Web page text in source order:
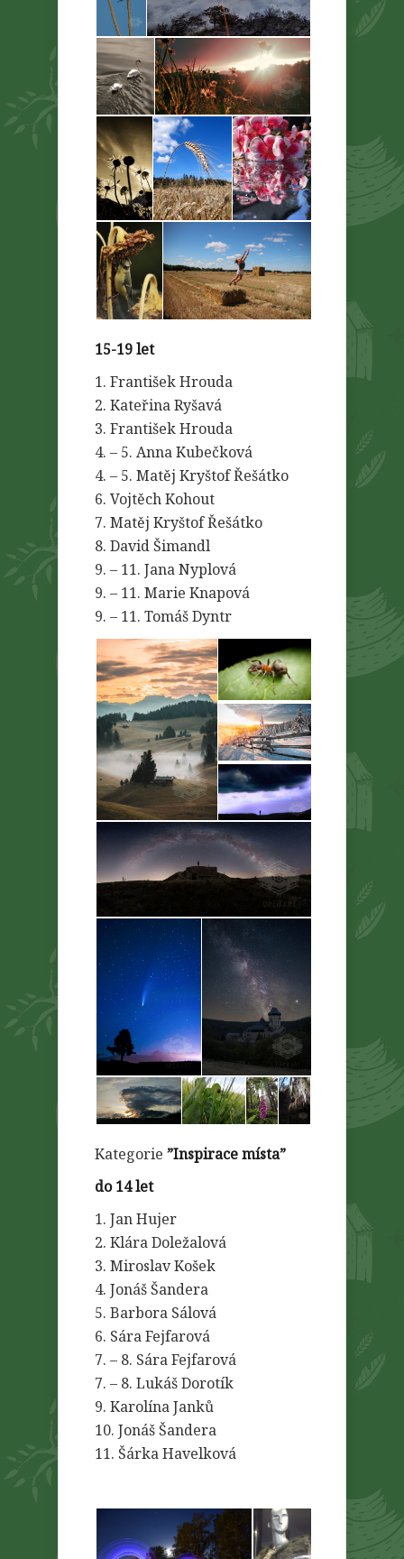
15-19 let
1. František Hrouda
2. Kateřina Ryšavá
3. František Hrouda
4. – 5. Anna Kubečková
4. – 5. Matěj Kryštof Řešátko
6. Vojtěch Kohout
7. Matěj Kryštof Řešátko
8. David Šimandl
9. – 11. Jana Nyplová
9. – 11. Marie Knapová
9. – 11. Tomáš Dyntr
Kategorie ”Inspirace místa”
do 14 let
1. Jan Hujer
2. Klára Doležalová
3. Miroslav Košek
4. Jonáš Šandera
5. Barbora Sálová
6. Sára Fejfarová
7. – 8. Sára Fejfarová
7. – 8. Lukáš Dorotík
9. Karolína Janků
10. Jonáš Šandera
11. Šárka Havelková